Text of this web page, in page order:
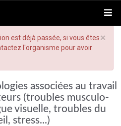
×
est déjà passée, si vous êtes
l'organisme pour avoir
associées au travail
(troubles musculo-
visuelle, troubles du
stress...)